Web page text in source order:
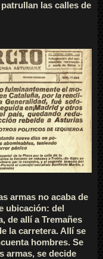
las calles de
armas no acaba de
ubicación: del
de allí a Tremañes
la carretera. Allí se
hombres. Se
armas, se decide